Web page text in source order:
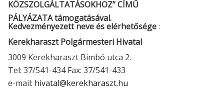
KÖZSZOLGÁLTATÁSOKHOZ” CÍMŰ
PÁLYÁZATA támogatásával.
Kedvezményezett neve és elérhetősége:
Kerekharaszt Polgármesteri Hivatal
3009 Kerekharaszt Bimbó utca 2.
Tel: 37/541-434 Fax: 37/541-433
e-mail: hivatal@kerekharaszt.hu